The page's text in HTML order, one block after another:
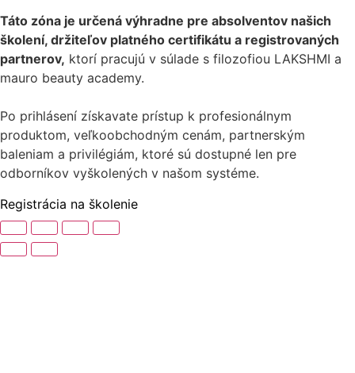
Táto zóna je určená výhradne pre absolventov našich
školení, držiteľov platného certifikátu a registrovaných
partnerov, ktorí pracujú v súlade s filozofiou LAKSHMI a
mauro beauty academy.
Po prihlásení získavate prístup k profesionálnym
produktom, veľkoobchodným cenám, partnerským
baleniam a privilégiám, ktoré sú dostupné len pre
odborníkov vyškolených v našom systéme.
Registrácia na školenie